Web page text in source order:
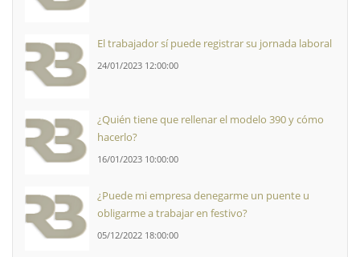
El trabajador sí puede registrar su jornada laboral
24/01/2023 12:00:00
¿Quién tiene que rellenar el modelo 390 y cómo
hacerlo?
16/01/2023 10:00:00
¿Puede mi empresa denegarme un puente u
obligarme a trabajar en festivo?
05/12/2022 18:00:00